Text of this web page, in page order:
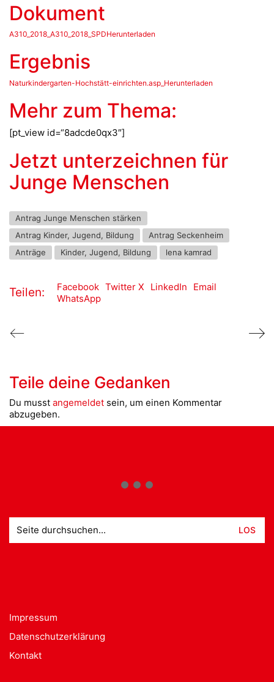
Dokument
A310_2018_A310_2018_SPDHerunterladen
Ergebnis
Naturkindergarten-Hochstätt-einrichten.asp_Herunterladen
Mehr zum Thema:
[pt_view id=“8adcde0qx3″]
Jetzt unterzeichnen für
Junge Menschen
Antrag Junge Menschen stärken
Antrag Kinder, Jugend, Bildung
Antrag Seckenheim
Anträge
Kinder, Jugend, Bildung lena kamrad
Teilen: Facebook Twitter X LinkedIn
Email
WhatsApp
Teile deine Gedanken
Du musst angemeldet sein, um einen Kommentar
abzugeben.
nach:
Impressum
Datenschutzerklärung
Kontakt